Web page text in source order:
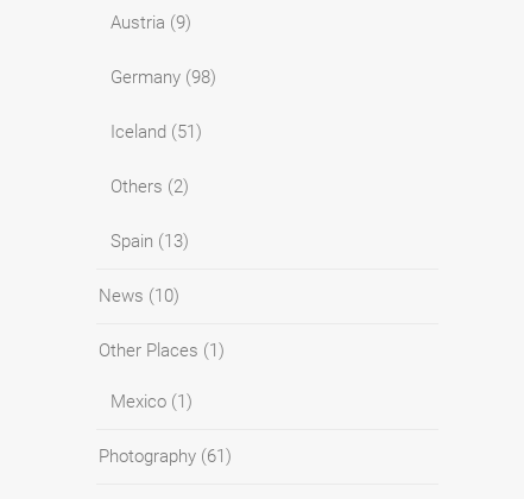
Austria (9)
Germany (98)
Iceland (51)
Others (2)
Spain (13)
News (10)
Other Places (1)
Mexico (1)
Photography (61)